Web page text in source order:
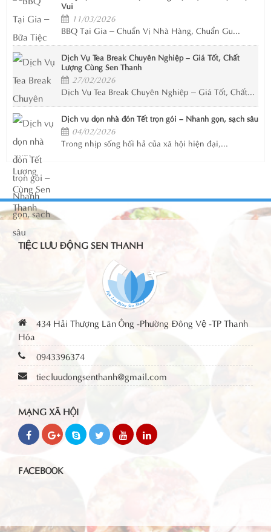
Vui
11/03/2026
BBQ Tại Gia – Chuẩn Vị Nhà Hàng, Chuẩn Gu...
Dịch Vụ Tea Break Chuyên Nghiệp – Giá Tốt, Chất
Lượng Cùng Sen Thanh
27/02/2026
Dịch Vụ Tea Break Chuyên Nghiệp – Giá Tốt, Chất...
Dịch vụ dọn nhà đón Tết trọn gói – Nhanh gọn, sạch sâu
04/02/2026
Trong nhịp sống hối hả của xã hội hiện đại,...
TIỆC LƯU ĐỘNG SEN THANH
434 Hải Thượng Lãn Ông -Phường Đông Vệ -TP Thanh
Hóa
0943396374
tiecluudongsenthanh@gmail.com
MẠNG XÃ HỘI
FACEBOOK